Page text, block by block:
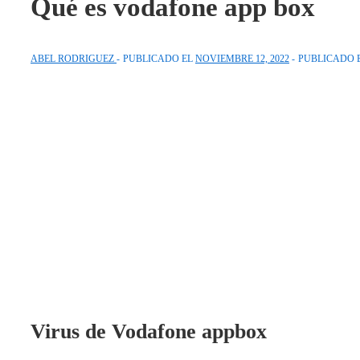
Qué es vodafone app box
ABEL RODRIGUEZ PUBLICADO EL NOVIEMBRE 12, 2022 PUBLICADO
Virus de Vodafone appbox